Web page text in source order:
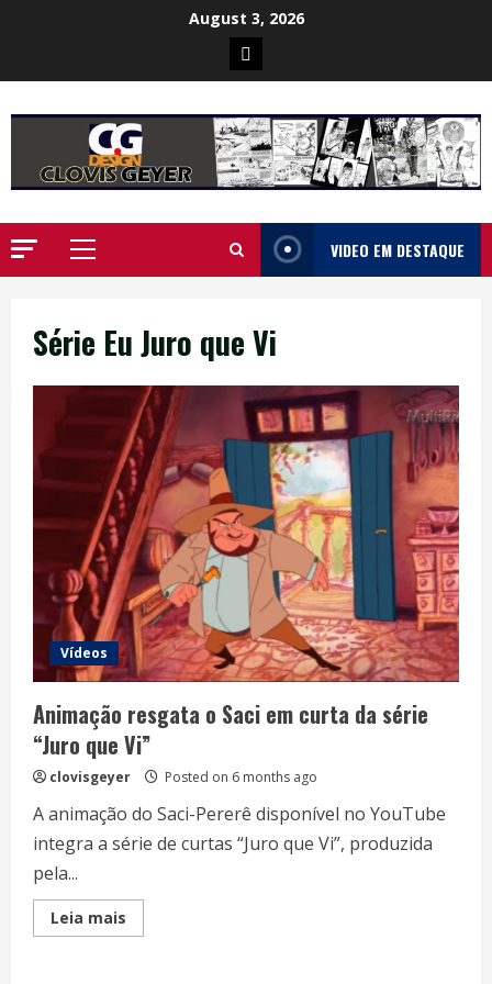
August 3, 2026
Poster
da
Ilha
Primary
VIDEO EM DESTAQUE
Série Eu Juro que Vi
Vídeos
Animação resgata o Saci em curta da série
“Juro que Vi”
clovisgeyer Posted on 6 months ago
A animação do Saci-Pererê disponível no YouTube
integra a série de curtas “Juro que Vi”, produzida
pela...
Leia mais
more